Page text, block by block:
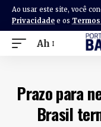
Ao usar este site, você
Privacidade e os
Ah
Prazo para
Brasil